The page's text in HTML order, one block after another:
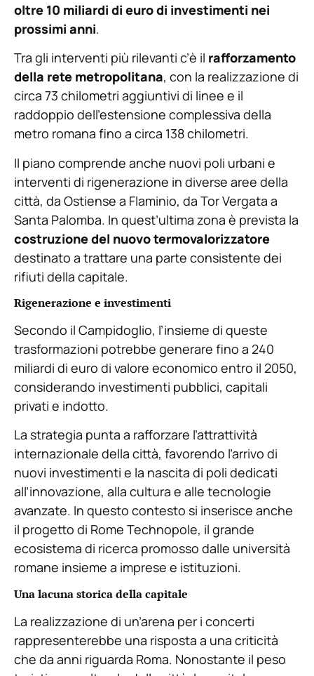
oltre 10 miliardi di euro di investimenti nei
prossimi anni.
Tra gli interventi più rilevanti c’è il rafforzamento
della rete metropolitana, con la realizzazione di
circa 73 chilometri aggiuntivi di linee e il
raddoppio dell’estensione complessiva della
metro romana fino a circa 138 chilometri.
Il piano comprende anche nuovi poli urbani e
interventi di rigenerazione in diverse aree della
città, da Ostiense a Flaminio, da Tor Vergata a
Santa Palomba. In quest’ultima zona è prevista la
costruzione del nuovo termovalorizzatore
destinato a trattare una parte consistente dei
rifiuti della capitale.
Rigenerazione e investimenti
Secondo il Campidoglio, l’insieme di queste
trasformazioni potrebbe generare fino a 240
miliardi di euro di valore economico entro il 2050,
considerando investimenti pubblici, capitali
privati e indotto.
La strategia punta a rafforzare l’attrattività
internazionale della città, favorendo l’arrivo di
nuovi investimenti e la nascita di poli dedicati
all’innovazione, alla cultura e alle tecnologie
avanzate. In questo contesto si inserisce anche
il progetto di Rome Technopole, il grande
ecosistema di ricerca promosso dalle università
romane insieme a imprese e istituzioni.
Una lacuna storica della capitale
La realizzazione di un’arena per i concerti
rappresenterebbe una risposta a una criticità
che da anni riguarda Roma. Nonostante il peso